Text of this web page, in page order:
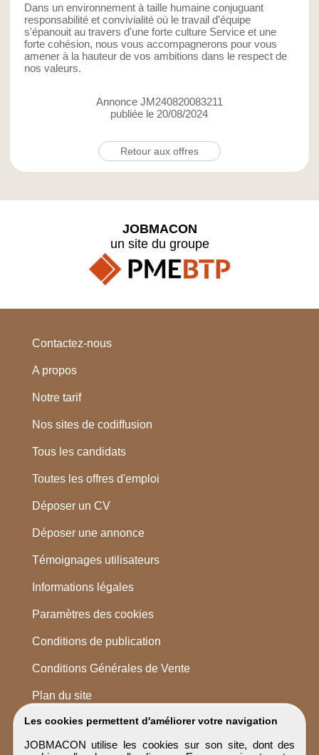
Dans un environnement à taille humaine conjuguant
responsabilité et convivialité où le travail d’équipe
s'épanouit au travers d'une forte culture Service et une
forte cohésion, nous vous accompagnerons pour vous
amener à la hauteur de vos ambitions dans le respect de
nos valeurs.
Annonce JM240820083211
publiée le 20/08/2024
Retour aux offres
Les cookies permettent d'améliorer votre navigation
JOBMACON utilise les cookies sur son site, dont des
JOBMACON
un site du groupe
Contactez-nous
A propos
Notre tarif
Nos sites de codiffusion
Tous les candidats
Toutes les offres d'emploi
Déposer un CV
Déposer une annonce
Témoignages utilisateurs
Informations légales
Paramètres des cookies
Conditions de publication
Conditions Générales de Vente
Plan du site